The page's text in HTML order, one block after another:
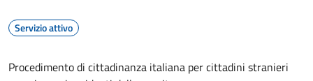
Servizio attivo
Procedimento di cittadinanza italiana per cittadini stranieri